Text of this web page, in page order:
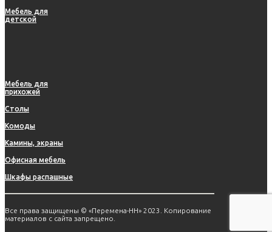
Мебель для
детской
Мебель для
прихожей
Столы
Комоды
Камины, экраны
Офисная мебель
Шкафы распашные
Все права защищены © «Перемена-НН» 2023. Копирование
материалов с сайта запрещено.